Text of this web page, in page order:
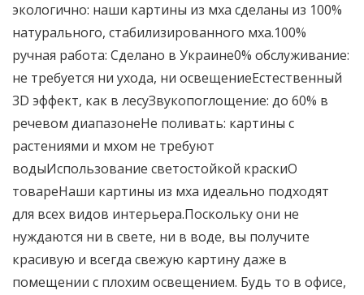
экологично: наши картины из мха сделаны из 100%
натурального, стабилизированного мха.100%
ручная работа: Сделано в Украине0% обслуживание:
не требуется ни ухода, ни освещениеЕстественный
3D эффект, как в лесуЗвукопоглощение: до 60% в
речевом диапазонеНе поливать: картины с
растениями и мхом не требуют
водыИспользование светостойкой краскиО
товареНаши картины из мха идеально подходят
для всех видов интерьера.Поскольку они не
нуждаются ни в свете, ни в воде, вы получите
красивую и всегда свежую картину даже в
помещении с плохим освещением. Будь то в офисе,